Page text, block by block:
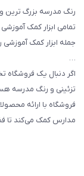
رنگ مدرسه بزرگ ترین
تمامی ابزار کمک
جمله ابزار کمک
…
اگر دنبال یک فروشگاه
تزئینی و رنگ مدرسه
فروشگاه با ارائه
مدارس کمک می‌کند تا